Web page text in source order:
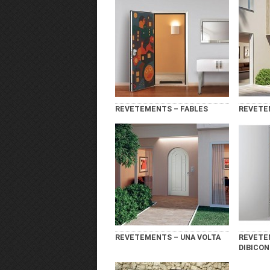
REVETEMENTS – FABLES
REVETEMENTS – UNA VOLTA